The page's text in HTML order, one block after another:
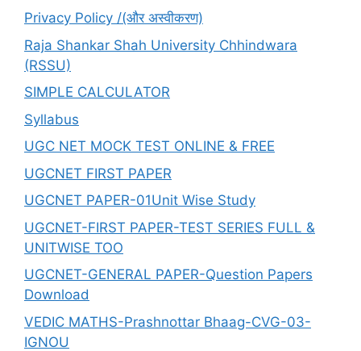
Privacy Policy /(और अस्वीकरण)
Raja Shankar Shah University Chhindwara
(RSSU)
SIMPLE CALCULATOR
Syllabus
UGC NET MOCK TEST ONLINE & FREE
UGCNET FIRST PAPER
UGCNET PAPER-01Unit Wise Study
UGCNET-FIRST PAPER-TEST SERIES FULL &
UNITWISE TOO
UGCNET-GENERAL PAPER-Question Papers
Download
VEDIC MATHS-Prashnottar Bhaag-CVG-03-
IGNOU